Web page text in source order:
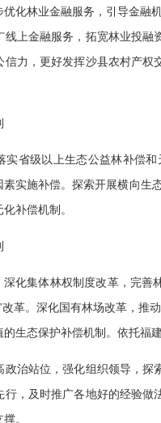
化林业金融服务，引导金融
线上金融服务，拓宽林业投
信力，更好发挥沙县农村产
实省级以上生态公益林补偿
素实施补偿。探索开展横向
补偿机制。
化集体林权制度改革，完善
革。深化国有林场改革，推
生态保护补偿机制。依托福
政治站位，强化组织领导，
行，及时推广各地好的经验
。